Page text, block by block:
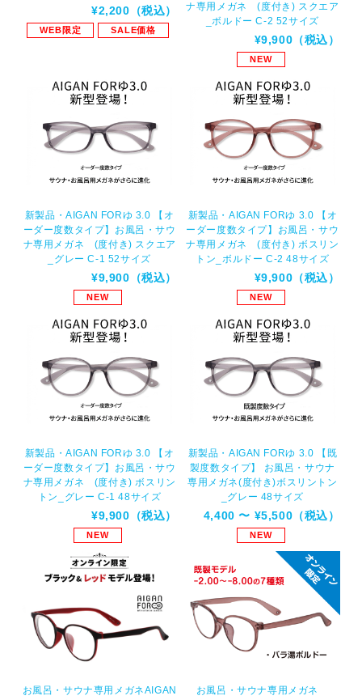
¥2,200（税込）
WEB限定 SALE価格
ナ専用メガネ (度付き) スクエア
_ボルドー C-2 52サイズ
¥9,900（税込）
NEW
新製品・AIGAN FORゆ 3.0 【オ
ーダー度数タイプ】お風呂・サウ
ナ専用メガネ (度付き) スクエア
_グレー C-1 52サイズ
¥9,900（税込）
NEW
新製品・AIGAN FORゆ 3.0 【オ
ーダー度数タイプ】お風呂・サウ
ナ専用メガネ (度付き) ボスリン
トン_ボルドー C-2 48サイズ
¥9,900（税込）
NEW
新製品・AIGAN FORゆ 3.0 【オ
ーダー度数タイプ】お風呂・サウ
ナ専用メガネ (度付き) ボスリン
トン_グレー C-1 48サイズ
¥9,900（税込）
NEW
新製品・AIGAN FORゆ 3.0 【既
製度数タイプ】 お風呂・サウナ
専用メガネ(度付き)ボスリントン
_グレー 48サイズ
4,400 〜 ¥5,500（税込）
NEW
お風呂・サウナ専用メガネAIGAN
お風呂・サウナ専用メガネ